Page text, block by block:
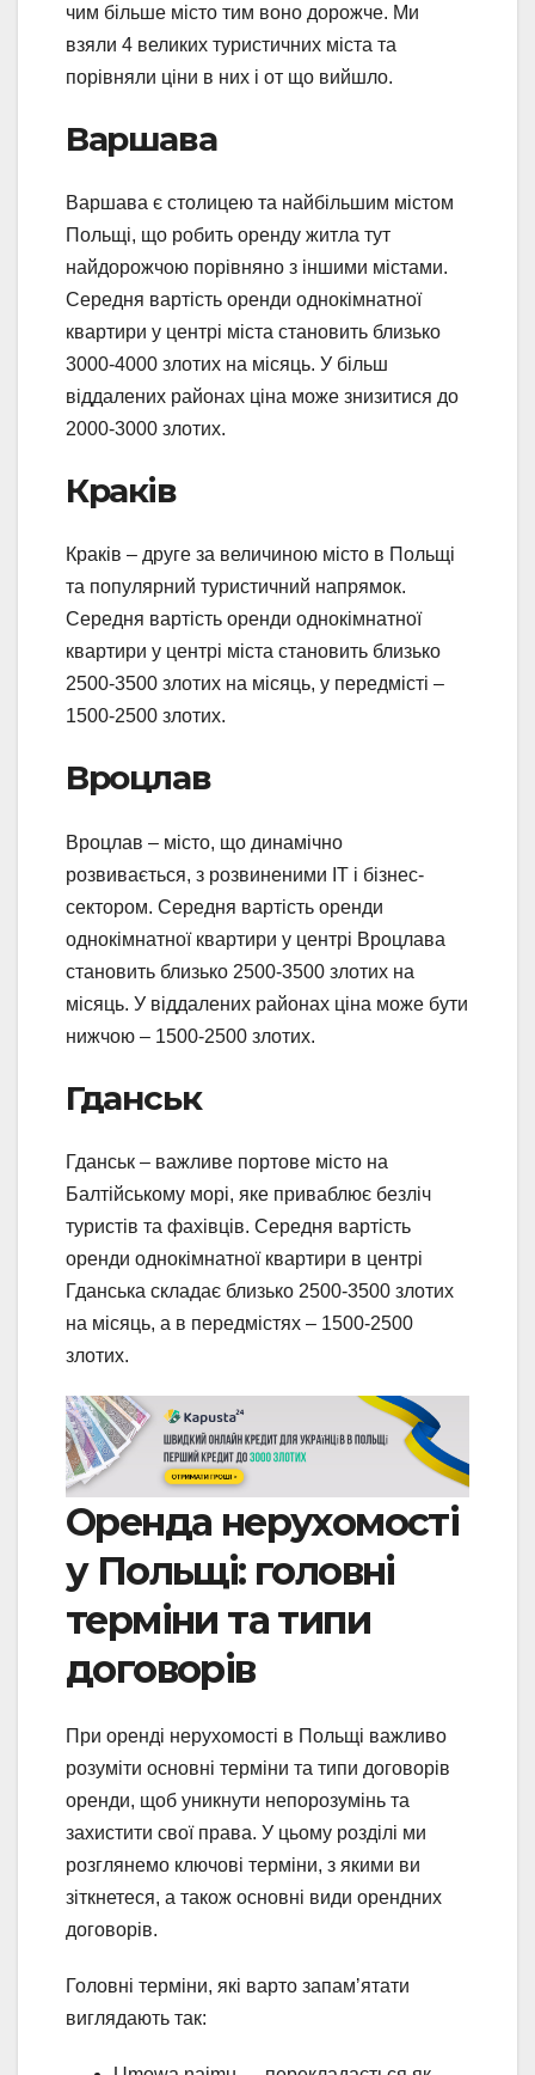
чим більше місто тим воно дорожче. Ми
взяли 4 великих туристичних міста та
порівняли ціни в них і от що вийшло.
Варшава
Варшава є столицею та найбільшим містом
Польщі, що робить оренду житла тут
найдорожчою порівняно з іншими містами.
Середня вартість оренди однокімнатної
квартири у центрі міста становить близько
3000-4000 злотих на місяць. У більш
віддалених районах ціна може знизитися до
2000-3000 злотих.
Краків
Краків – друге за величиною місто в Польщі
та популярний туристичний напрямок.
Середня вартість оренди однокімнатної
квартири у центрі міста становить близько
2500-3500 злотих на місяць, у передмісті –
1500-2500 злотих.
Вроцлав
Вроцлав – місто, що динамічно
розвивається, з розвиненими IT і бізнес-
сектором. Середня вартість оренди
однокімнатної квартири у центрі Вроцлава
становить близько 2500-3500 злотих на
місяць. У віддалених районах ціна може бути
нижчою – 1500-2500 злотих.
Гданськ
Гданськ – важливе портове місто на
Балтійському морі, яке приваблює безліч
туристів та фахівців. Середня вартість
оренди однокімнатної квартири в центрі
Гданська складає близько 2500-3500 злотих
на місяць, а в передмістях – 1500-2500
злотих.
Оренда нерухомості
у Польщі: головні
терміни та типи
договорів
При оренді нерухомості в Польщі важливо
розуміти основні терміни та типи договорів
оренди, щоб уникнути непорозумінь та
захистити свої права. У цьому розділі ми
розглянемо ключові терміни, з якими ви
зіткнетеся, а також основні види орендних
договорів.
Головні терміни, які варто запамʼятати
виглядають так: